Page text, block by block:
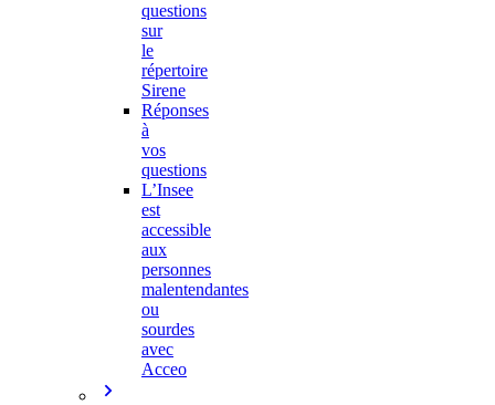
questions
sur
le
répertoire
Sirene
Réponses
à
vos
questions
L’Insee
est
accessible
aux
personnes
malentendantes
ou
sourdes
avec
Acceo